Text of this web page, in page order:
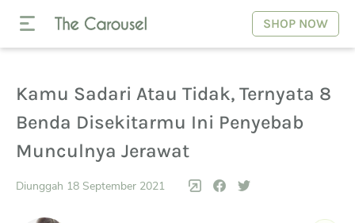
SHOP NOW
Kamu Sadari Atau Tidak, Ternyata 8
Benda Disekitarmu Ini Penyebab
Munculnya Jerawat
Diunggah 18 September 2021